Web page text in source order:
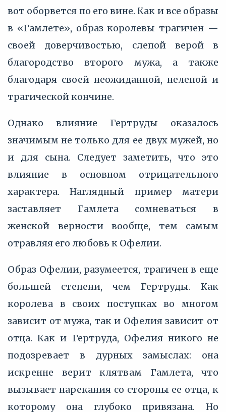
вот оборвется по его вине. Как и все образы
в «Гамлете», образ королевы трагичен —
своей доверчивостью, слепой верой в
благородство второго мужа, а также
благодаря своей неожиданной, нелепой и
трагической кончине.
Однако влияние Гертруды оказалось
значимым не только для ее двух мужей, но
и для сына. Следует заметить, что это
влияние в основном отрицательного
характера. Наглядный пример матери
заставляет Гамлета сомневаться в
женской верности вообще, тем самым
отравляя его любовь к Офелии.
Образ Офелии, разумеется, трагичен в еще
большей степени, чем Гертруды. Как
королева в своих поступках во многом
зависит от мужа, так и Офелия зависит от
отца. Как и Гертруда, Офелия никого не
подозревает в дурных замыслах: она
искренне верит клятвам Гамлета, что
вызывает нарекания со стороны ее отца, к
которому она глубоко привязана. Но